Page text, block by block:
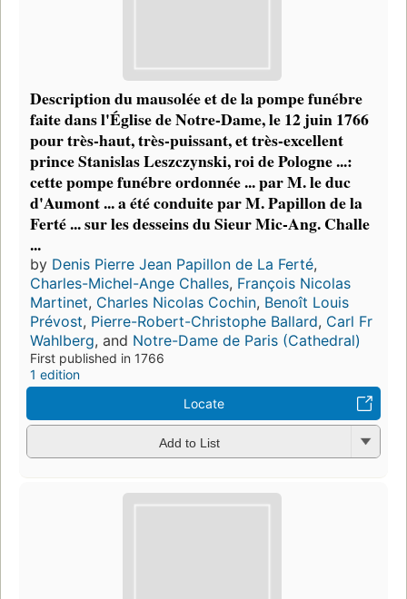
Description du mausolée et de la pompe funébre
faite dans l'Église de Notre-Dame, le 12 juin 1766
pour très-haut, très-puissant, et très-excellent
prince Stanislas Leszczynski, roi de Pologne ...:
cette pompe funébre ordonnée ... par M. le duc
d'Aumont ... a été conduite par M. Papillon de la
Ferté ... sur les desseins du Sieur Mic-Ang. Challe
...
by Denis Pierre Jean Papillon de La Ferté,
Charles-Michel-Ange Challes, François Nicolas
Martinet, Charles Nicolas Cochin, Benoît Louis
Prévost, Pierre-Robert-Christophe Ballard, Carl Fr
Wahlberg, and Notre-Dame de Paris (Cathedral)
First published in 1766
1 edition
Locate
Add to List